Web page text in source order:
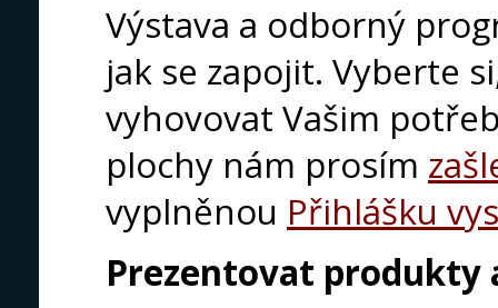
Výstava a odborný
jak se zapojit. Vyberte
vyhovovat Vašim
plochy nám prosím
vyplněnou Přihlášku
Prezentovat produkty